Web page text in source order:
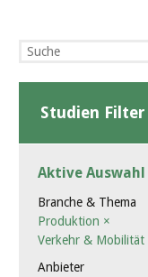
Studien Filter
Aktive Auswahl
Branche & Thema
Produktion ×
Verkehr & Mobilität
Anbieter